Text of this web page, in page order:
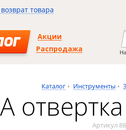
товара
Акции
Распродажа
Каталог Инструменты
Артикул